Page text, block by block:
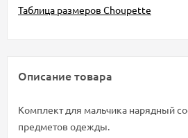
Таблица размеров Choupette
Описание товара
Комплект для мальчика нарядный
предметов одежды.